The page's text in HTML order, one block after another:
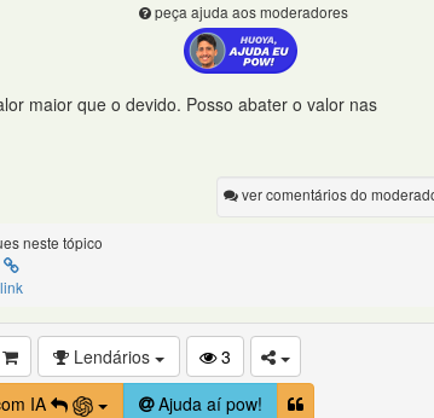
peça ajuda aos moderadores
maior que o devido. Posso abater o valor nas
ver comentários do
neste tópico
link
Lendários
3
IA Ajuda aí pow!